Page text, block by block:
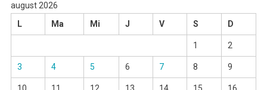
august 2026
L
Ma Mi J V S D
1 2
3 4 5 6 7 8 9